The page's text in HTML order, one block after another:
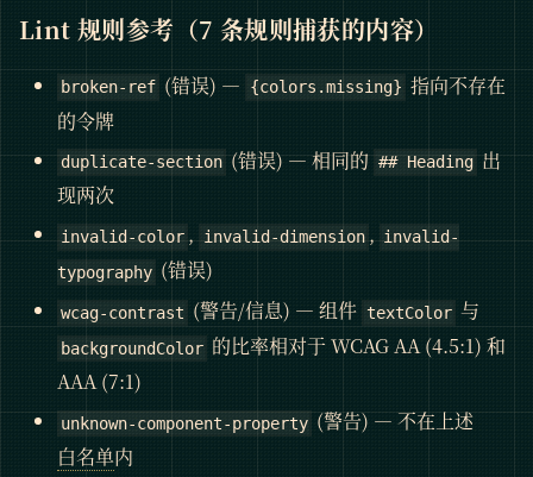
Lint 规则参考（7 条规则捕获的内容）
broken-ref (错误) — {colors.missing} 指向不存在
的令牌
duplicate-section(错误) — 相同的 ## Heading 出
现两次
invalid-color , invalid-dimension ,invalid-
typography (错误)
wcag-contrast (警告/信息) — 组件 textColor 与
backgroundColor 的比率相对于 WCAG AA (4.5:1) 和
AAA (7:1)
unknown-component-property (警告) — 不在上述
白名单内